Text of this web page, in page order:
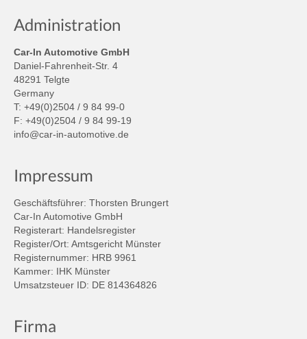
Administration
Car-In Automotive GmbH
Daniel-Fahrenheit-Str. 4
48291 Telgte
Germany
T: +49(0)2504 / 9 84 99-0
F: +49(0)2504 / 9 84 99-19
info@car-in-automotive.de
Impressum
Geschäftsführer: Thorsten Brungert
Car-In Automotive GmbH
Registerart: Handelsregister
Register/Ort: Amtsgericht Münster
Registernummer: HRB 9961
Kammer: IHK Münster
Umsatzsteuer ID: DE 814364826
Firma